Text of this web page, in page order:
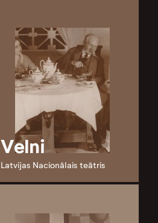
Velni
Latvijas Nacionālais teātris